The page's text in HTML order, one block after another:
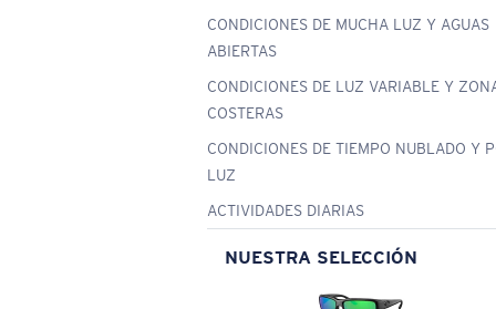
CONDICIONES DE MUCHA LUZ Y AGUAS
ABIERTAS
CONDICIONES DE LUZ VARIABLE Y
COSTERAS
CONDICIONES DE TIEMPO NUBLADO Y
LUZ
ACTIVIDADES DIARIAS
NUESTRA SELECCIÓN